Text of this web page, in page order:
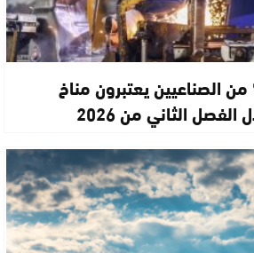
المغرب.. 71% من الصناعيين يعتبرون مناخ
الثاني من 2026